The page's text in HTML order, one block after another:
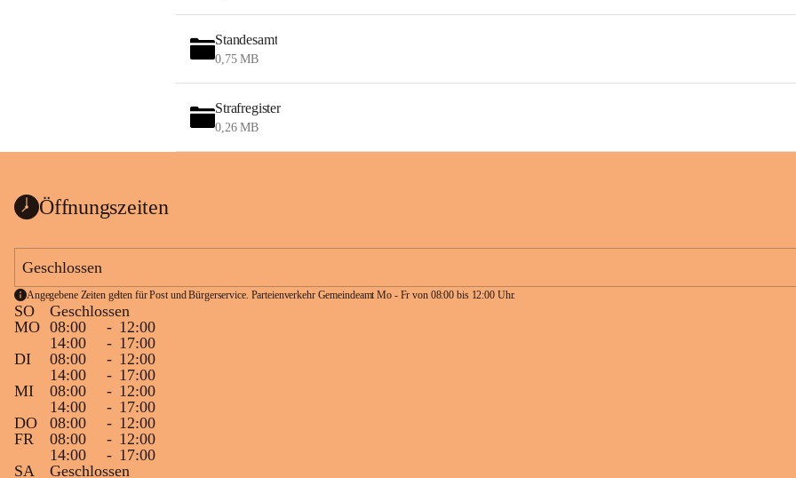
Standesamt
0,75 MB
Strafregister
0,26 MB
Öffnungszeiten
Geschlossen
Angegebene Zeiten gelten für Post und Bürgerservice. Parteienverkehr Gemeindeamt Mo - Fr von 08:00 bis 12:00 Uhr.
SO
Geschlossen
MO 08:00 - 12:00
14:00
- 17:00
DI
08:00 - 12:00
14:00
- 17:00
MI
08:00 - 12:00
14:00
- 17:00
DO
08:00 - 12:00
FR
08:00 - 12:00
14:00
- 17:00
SA
Geschlossen